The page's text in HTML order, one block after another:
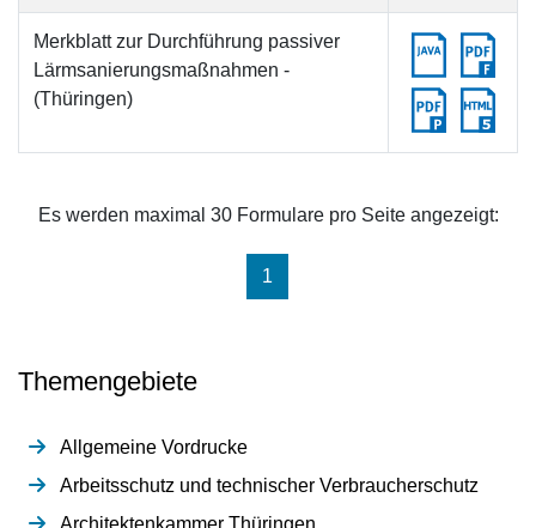
Merkblatt zur Durchführung passiver
Lärmsanierungsmaßnahmen -
(Thüringen)
Es werden maximal 30 Formulare pro Seite angezeigt:
1
Themengebiete
Allgemeine Vordrucke
Arbeitsschutz und technischer Verbraucherschutz